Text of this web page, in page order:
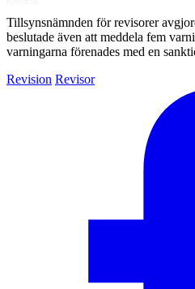
Tillsynsnämnden för revisorer
beslutade även att meddela fem
varningarna förenades med en
Revision Revisor